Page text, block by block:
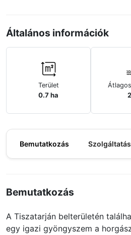
Általános információk
Terület
0.7 ha
Bemutatkozás
Bemutatkozás
A Tiszatarján belterületén
egy igazi gyöngyszem a